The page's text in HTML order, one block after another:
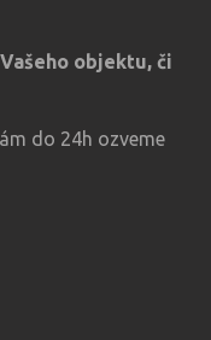
objektu, či
do 24h ozveme